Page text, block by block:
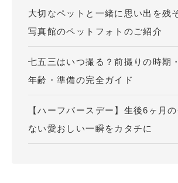
大切なペットと一緒に思い出を残
写真館のペットフォトのご紹介
七五三はいつ撮る？前撮りの時期
年齢・準備の完全ガイド
【ハーフバースデー】生後6ヶ月
ない愛おしい一瞬をカタチに